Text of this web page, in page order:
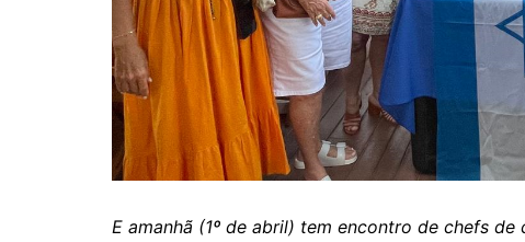
E amanhã (1º de abril) tem encontro de chefs